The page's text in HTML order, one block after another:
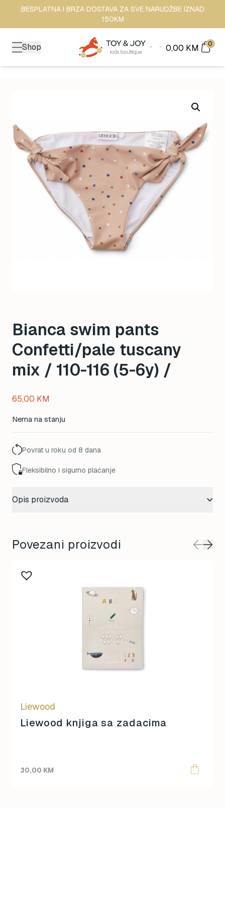
BESPLATNA I BRZA DOSTAVA ZA SVE NARUDŽBE IZNAD
150KM
Shop 0,00 KM 0
Bianca swim pants
Confetti/pale tuscany
mix / 110-116 (5-6y) /
65,00 KM
Nema na stanju
Povrat u roku od 8 dana
Fleksibilno i sigurno plaćanje
Opis proizvoda
Povezani proizvodi
Liewood
Liewood knjiga sa zadacima
30,00 KM